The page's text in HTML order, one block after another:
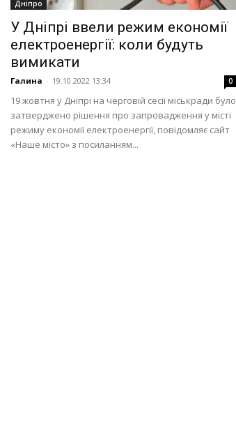
Дніпро
У Дніпрі ввели режим економії
електроенергії: коли будуть
вимикати
Галина - 19.10.2022 13:34 0
19 жовтня у Дніпрі на черговій сесії міськради було
затверджено рішення про запровадження у місті
режиму економії електроенергії, повідомляє сайт
«Наше місто» з посиланням...